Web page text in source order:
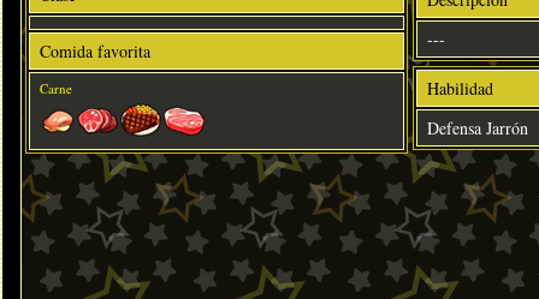
Comida favorita
Carne
---
Habilidad
Defensa Jarrón